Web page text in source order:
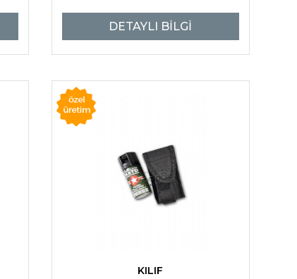
DETAYLI BİLGİ
KILIF